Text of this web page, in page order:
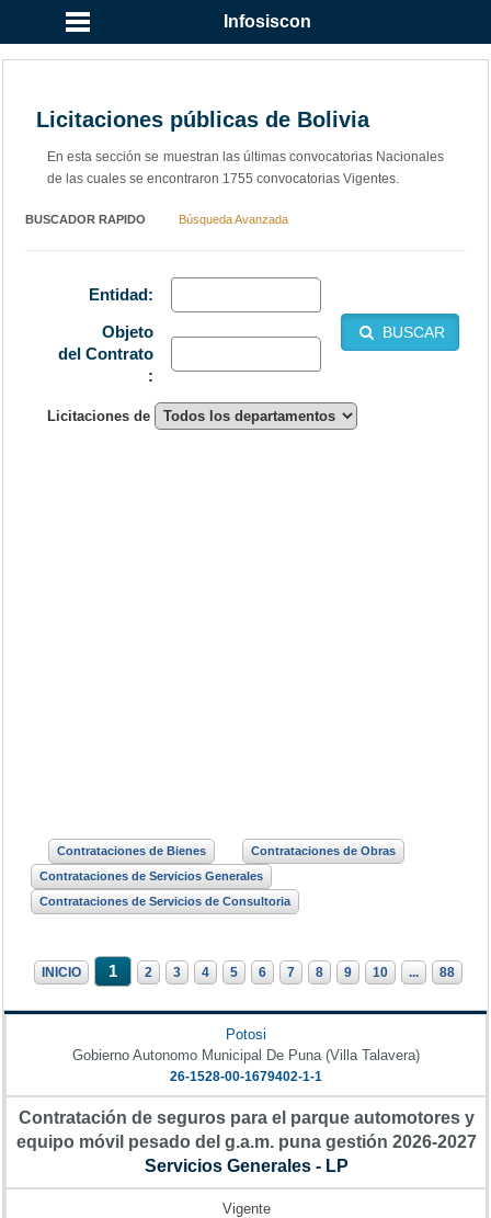
Infosiscon
Licitaciones públicas de Bolivia
En esta sección se muestran las últimas convocatorias Nacionales
de las cuales se encontraron 1755 convocatorias Vigentes.
BUSCADOR RAPIDO Búsqueda Avanzada
Entidad:
BUSCAR
Objeto
del Contrato
:
Licitaciones de
Contrataciones de Bienes
Contrataciones de Obras
Contrataciones de Servicios Generales
Contrataciones de Servicios de Consultoria
INICIO 1 2 3 4 5 6 7 8 9 10 ... 88
Potosi
Gobierno Autonomo Municipal De Puna (Villa Talavera)
26-1528-00-1679402-1-1
Contratación de seguros para el parque automotores y
equipo móvil pesado del g.a.m. puna gestión 2026-2027
Servicios Generales - LP
Vigente